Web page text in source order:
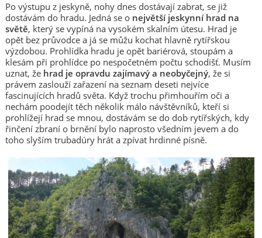
Po výstupu z jeskyně, nohy dnes dostávají zabrat, se již
dostávám do hradu. Jedná se o největší jeskynní hrad na
světě, který se vypíná na vysokém skalním útesu. Hrad je
opět bez průvodce a já se můžu kochat hlavně rytířskou
výzdobou. Prohlídka hradu je opět bariérová, stoupám a
klesám při prohlídce po nespočetném počtu schodišť. Musím
uznat, žehrad je opravdu zajímavý a neobyčejný, že si
právem zaslouží zařazení na seznam deseti nejvíce
fascinujících hradů světa. Když trochu přimhouřím oči a
nechám poodejít těch několik málo návštěvníků, kteří si
prohlížejí hrad se mnou, dostávám se do dob rytířských, kdy
řinčení zbraní o brnění bylo naprosto všedním jevem a do
toho slyším trubadúry hrát a zpívat hrdinné písně.